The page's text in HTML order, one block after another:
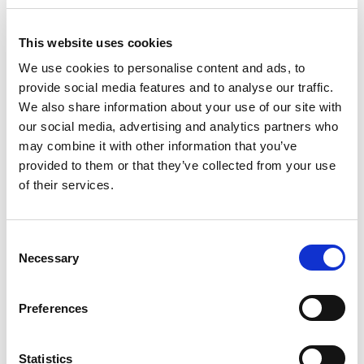
This website uses cookies
We use cookies to personalise content and ads, to
provide social media features and to analyse our traffic.
We also share information about your use of our site with
our social media, advertising and analytics partners who
may combine it with other information that you’ve
provided to them or that they’ve collected from your use
of their services.
Selection
Necessary
Preferences
Statistics
Sterke verbetering effectiviteit van
huidige behandeling
In vergelijking met de huidige behandeling, DAIR,
verwacht IPD superieur te zijn in het uitroeien van de
het aantal terugkerende chirurgische ingrepen
terugbrengen tot één, in vergelijking met de 1-4 ingrepen
die nodig zijn met DAIR. Het streven is dat IPD-
technologie ook extremere gevallen kan voorkomen,
waarbij het implantaat moet worden verwijderd (tweede